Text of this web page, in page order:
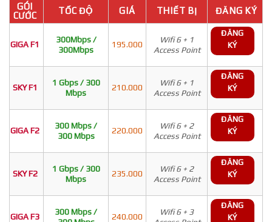
GÓI
CƯỚC
TỐC ĐỘ GIÁ THIẾT BỊ ĐĂNG KÝ
GIGA F1
300Mbps /
300Mbps
195.000
Wifi 6 + 1
Access Point
ĐĂNG
KÝ
SKY F1
1 Gbps / 300
Mbps
210.000
Wifi 6 + 1
Access Point
ĐĂNG
KÝ
GIGA F2
300 Mbps /
300 Mbps
220.000
Wifi 6 + 2
Access Point
ĐĂNG
KÝ
SKY F2
1 Gbps / 300
Mbps
235.000
Wifi 6 + 2
Access Point
ĐĂNG
KÝ
GIGA F3
300 Mbps /
240.000
Wifi 6 + 3
ĐĂNG
KÝ